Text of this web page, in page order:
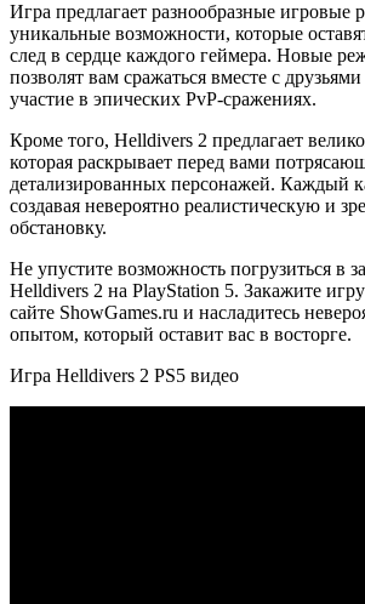
Игра предлагает разнообразные игровые
уникальные возможности, которые
след в сердце каждого геймера. Новые
позволят вам сражаться вместе с
участие в эпических PvP-сражениях.
Кроме того, Helldivers 2 предлагает
которая раскрывает перед вами
детализированных персонажей. Каждый
создавая невероятно реалистическую и
обстановку.
Не упустите возможность погрузиться в
Helldivers 2 на PlayStation 5. Закажите
сайте ShowGames.ru и насладитесь
опытом, который оставит вас в восторге.
Игра Helldivers 2 PS5 видео